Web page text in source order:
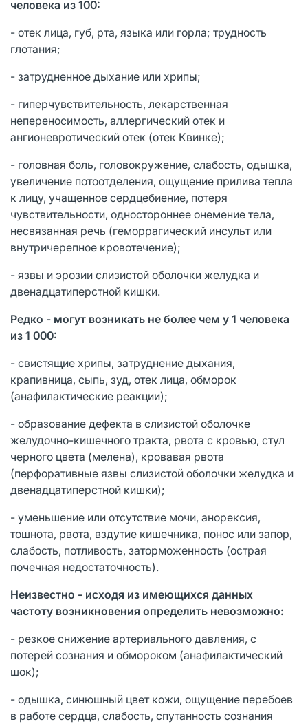
человека из 100:
- отек лица, губ, рта, языка или горла; трудность
глотания;
- затрудненное дыхание или хрипы;
- гиперчувствительность, лекарственная
непереносимость, аллергический отек и
ангионевротический отек (отек Квинке);
- головная боль, головокружение, слабость, одышка,
увеличение потоотделения, ощущение прилива тепла
к лицу, учащенное сердцебиение, потеря
чувствительности, одностороннее онемение тела,
несвязанная речь (геморрагический инсульт или
внутричерепное кровотечение);
- язвы и эрозии слизистой оболочки желудка и
двенадцатиперстной кишки.
Редко - могут возникать не более чем у 1 человека
из 1 000:
- свистящие хрипы, затруднение дыхания,
крапивница, сыпь, зуд, отек лица, обморок
(анафилактические реакции);
- образование дефекта в слизистой оболочке
желудочно-кишечного тракта, рвота с кровью, стул
черного цвета (мелена), кровавая рвота
(перфоративные язвы слизистой оболочки желудка и
двенадцатиперстной кишки);
- уменьшение или отсутствие мочи, анорексия,
тошнота, рвота, вздутие кишечника, понос или запор,
слабость, потливость, заторможенность (острая
почечная недостаточность).
Неизвестно - исходя из имеющихся данных
частоту возникновения определить невозможно:
- резкое снижение артериального давления, с
потерей сознания и обмороком (анафилактический
шок);
- одышка, синюшный цвет кожи, ощущение перебоев
в работе сердца, слабость, спутанность сознания